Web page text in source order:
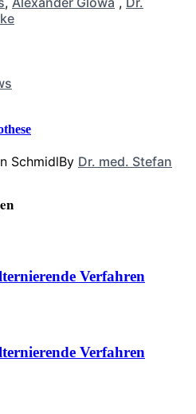
By Dr. med. Stefan
Verfahren
Verfahren